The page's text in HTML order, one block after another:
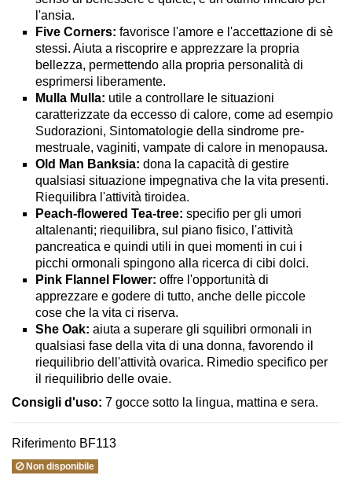
l'ansia.
Five Corners: favorisce l'amore e l'accettazione di sè
stessi. Aiuta a riscoprire e apprezzare la propria
bellezza, permettendo alla propria personalità di
esprimersi liberamente.
Mulla Mulla: utile a controllare le situazioni
caratterizzate da eccesso di calore, come ad esempio
Sudorazioni, Sintomatologie della sindrome pre-
mestruale, vaginiti, vampate di calore in menopausa.
Old Man Banksia: dona la capacità di gestire
qualsiasi situazione impegnativa che la vita presenti.
Riequilibra l'attività tiroidea.
Peach-flowered Tea-tree: specifio per gli umori
altalenanti; riequilibra, sul piano fisico, l'attività
pancreatica e quindi utili in quei momenti in cui i
picchi ormonali spingono alla ricerca di cibi dolci.
Pink Flannel Flower: offre l'opportunità di
apprezzare e godere di tutto, anche delle piccole
cose che la vita ci riserva.
She Oak: aiuta a superare gli squilibri ormonali in
qualsiasi fase della vita di una donna, favorendo il
riequilibrio dell'attività ovarica. Rimedio specifico per
il riequilibrio delle ovaie.
Consigli d'uso: 7 gocce sotto la lingua, mattina e sera.
Riferimento BF113
Non disponibile